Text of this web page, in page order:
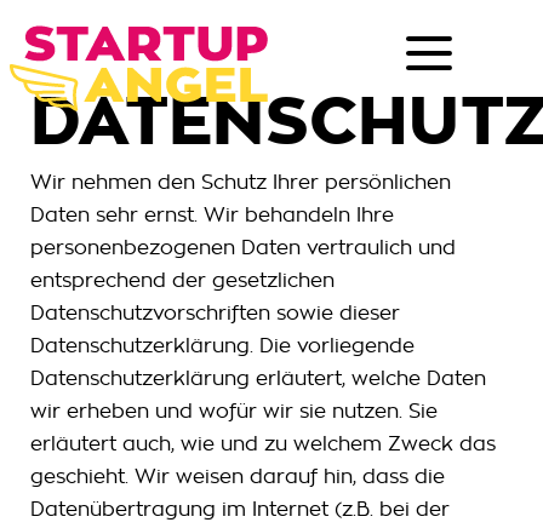
Wir nehmen den Schutz Ihrer persönlichen
Daten sehr ernst. Wir behandeln Ihre
personenbezogenen Daten vertraulich und
entsprechend der gesetzlichen
Datenschutzvorschriften sowie dieser
Datenschutzerklärung. Die vorliegende
Datenschutzerklärung erläutert, welche Daten
wir erheben und wofür wir sie nutzen. Sie
erläutert auch, wie und zu welchem Zweck das
geschieht. Wir weisen darauf hin, dass die
Datenübertragung im Internet (z.B. bei der